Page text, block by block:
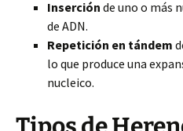
Inserción de uno o más
de ADN.
Repetición en tándem
lo que produce una
nucleico.